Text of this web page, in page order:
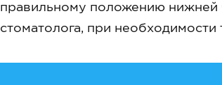
правильному положению нижней
стоматолога, при